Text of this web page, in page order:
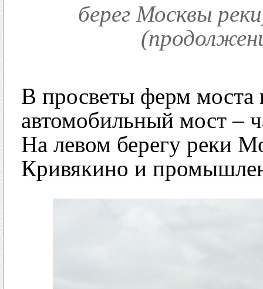
берег Москвы
В просветы ферм моста
автомобильный мост –
На левом берегу реки
Кривякино и